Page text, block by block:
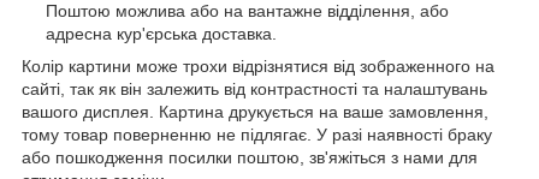
Поштою можлива або на вантажне відділення, або
адресна кур'єрська доставка.
Колір картини може трохи відрізнятися від зображенного на
сайті, так як він залежить від контрастності та налаштувань
вашого дисплея. Картина друкується на ваше замовлення,
тому товар поверненню не підлягає. У разі наявності браку
або пошкодження посилки поштою, зв'яжіться з нами для